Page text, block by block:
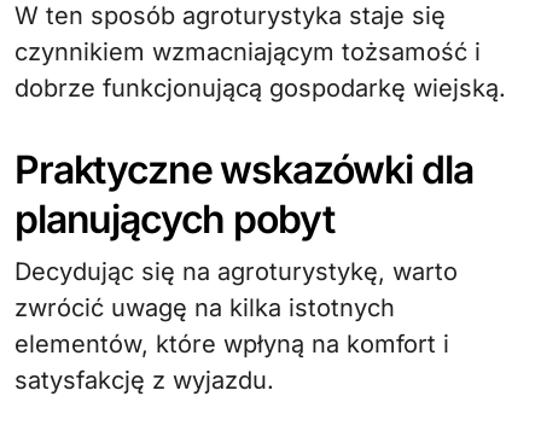
W ten sposób agroturystyka staje się
czynnikiem wzmacniającym tożsamość i
dobrze funkcjonującą gospodarkę wiejską.
Praktyczne wskazówki dla
planujących pobyt
Decydując się na agroturystykę, warto
zwrócić uwagę na kilka istotnych
elementów, które wpłyną na komfort i
satysfakcję z wyjazdu.